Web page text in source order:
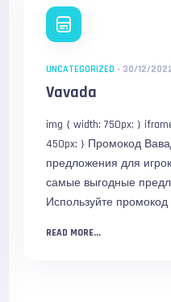
UNCATEGORIZED - 30/12/
Vavada
img { width: 750px; }
450px; } Промокод
предложения для
самые выгодные
Используйте
READ MORE...